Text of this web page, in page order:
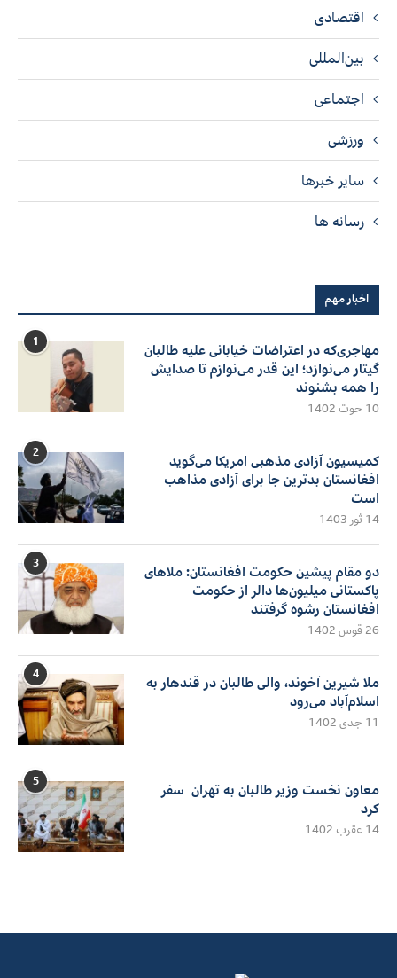
اقتصادی
بین‌المللی
اجتماعی
ورزشی
سایر خبرها
رسانه ها
اخبار مهم
1
مهاجری‌که در اعتراضات خیابانی علیه طالبان
گیتار می‌نوازد؛ این قدر می‌نوازم تا صدایش
را همه بشنوند
10 حوت 1402
2
کمیسیون آزادی مذهبی امریکا می‌گوید
افغانستان بدترین جا برای آزادی مذاهب
است
14 ثور 1403
3
دو مقام پیشین حکومت افغانستان: ملاهای
پاکستانی میلیون‌ها دالر از حکومت
افغانستان رشوه گرفتند
26 قوس 1402
4
ملا شیرین آخوند، والی طالبان در قندهار به
اسلام‌آباد می‌رود
11 جدی 1402
5
معاون نخست وزیر طالبان به تهران سفر
کرد
14 عقرب 1402